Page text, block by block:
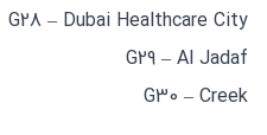
G28 – Dubai Healthcare City
G29 – Al Jadaf
G30 – Creek